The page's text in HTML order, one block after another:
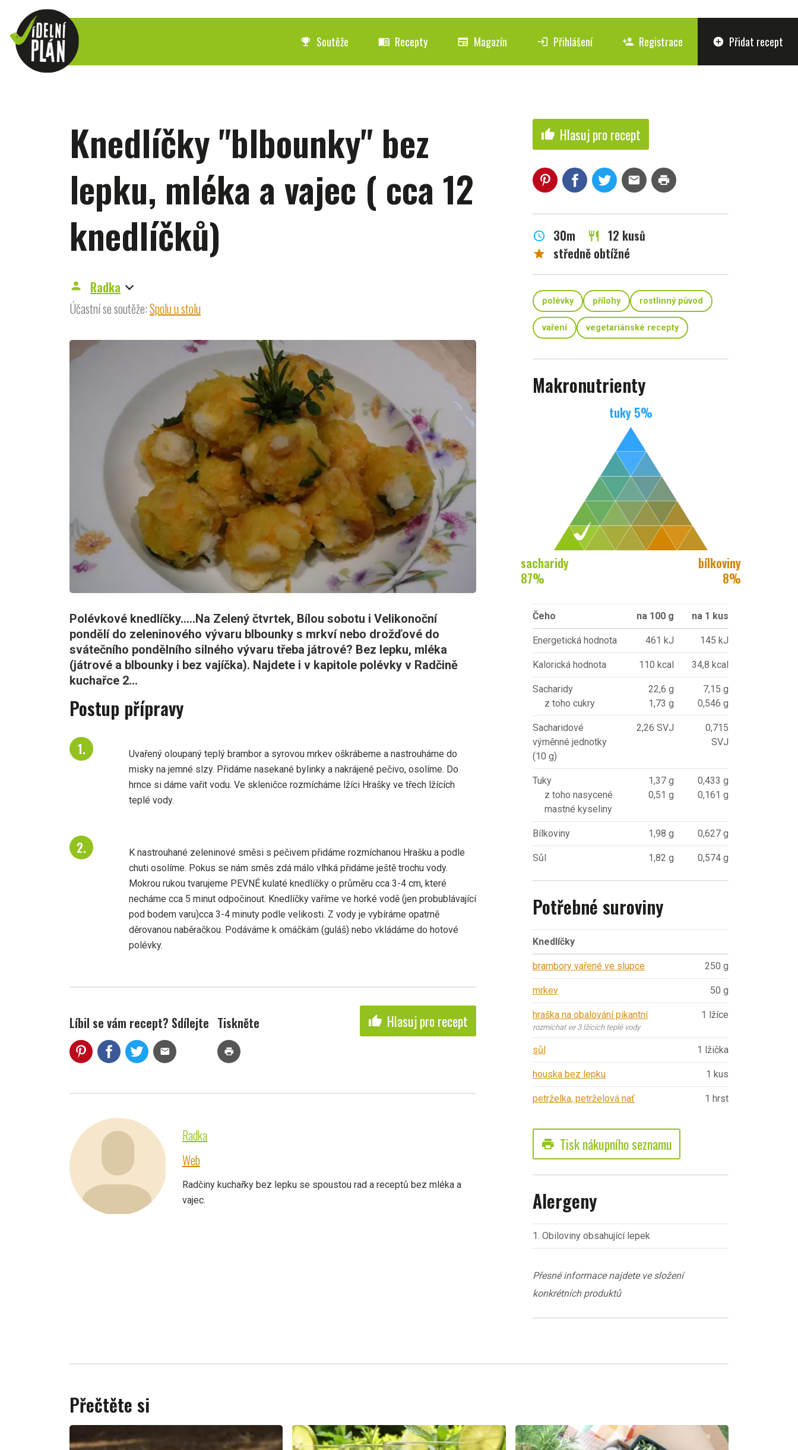
emoji_events Soutěže menu_book Recepty newspaper Magazín login Přihlášení person_add Registrace add_circle Přidat recept
Knedlíčky "blbounky" bez
lepku, mléka a vajec ( cca 12
knedlíčků)
person
Radka
Účastní se soutěže:Spolu u stolu
Polévkové knedlíčky.....Na Zelený čtvrtek, Bílou sobotu i Velikonoční
pondělí do zeleninového vývaru blbounky s mrkví nebo drožďové do
svátečního pondělního silného vývaru třeba játrové? Bez lepku, mléka
(játrové a blbounky i bez vajíčka). Najdete i v kapitole polévky v Radčině
kuchařce 2...
Postup přípravy
Uvařený oloupaný teplý brambor a syrovou mrkev oškrábeme a nastrouháme do
misky na jemné slzy. Přidáme nasekané bylinky a nakrájené pečivo, osolíme. Do
hrnce si dáme vařit vodu. Ve skleničce rozmícháme lžíci Hrašky ve třech lžících
teplé vody.
K nastrouhané zeleninové směsi s pečivem přidáme rozmíchanou Hrašku a podle
chuti osolíme. Pokus se nám směs zdá málo vlhká přidáme ještě trochu vody.
Mokrou rukou tvarujeme PEVNÉ kulaté knedlíčky o průměru cca 3-4 cm, které
necháme cca 5 minut odpočinout. Knedlíčky vaříme ve horké vodě (jen probublávající
pod bodem varu)cca 3-4 minuty podle velikosti. Z vody je vybíráme opatrně
děrovanou naběračkou. Podáváme k omáčkám (guláš) nebo vkládáme do hotové
polévky.
Líbil se vám recept? Sdílejte
mail
Tiskněte
print
thumb_up Hlasuj pro recept
Radka
Web
Radčiny kuchařky bez lepku se spoustou rad a receptů bez mléka a
vajec.
thumb_up Hlasuj pro recept
mail print
schedule 30m restaurant 12 kusů
star středně obtížné
polévky přílohy rostlinný původ
vaření vegetariánské recepty
Makronutrienty
tuky 5%
sacharidy
87%
bílkoviny
8%
Čeho na 100 g na 1 kus
Energetická hodnota 461 kJ 145 kJ
Kalorická hodnota 110 kcal 34,8 kcal
Sacharidy
z toho cukry
22,6 g
1,73 g
7,15 g
0,546 g
Sacharidové
výměnné jednotky
(10 g)
2,26 SVJ
0,715
SVJ
Tuky
z toho nasycené
mastné kyseliny
1,37 g
0,51 g
0,433 g
0,161 g
Bílkoviny 1,98 g 0,627 g
Sůl 1,82 g 0,574 g
Potřebné suroviny
Knedlíčky
brambory vařené ve slupce 250 g
mrkev 50 g
hraška na obalování pikantní
rozmíchat ve 3 lžících teplé vody
1 lžíce
sůl 1 lžička
houska bez lepku 1 kus
petrželka, petrželová nať 1 hrst
print Tisk nákupního seznamu
Alergeny
1. Obiloviny obsahující lepek
Přesné informace najdete ve složení
konkrétních produktů
Přečtěte si